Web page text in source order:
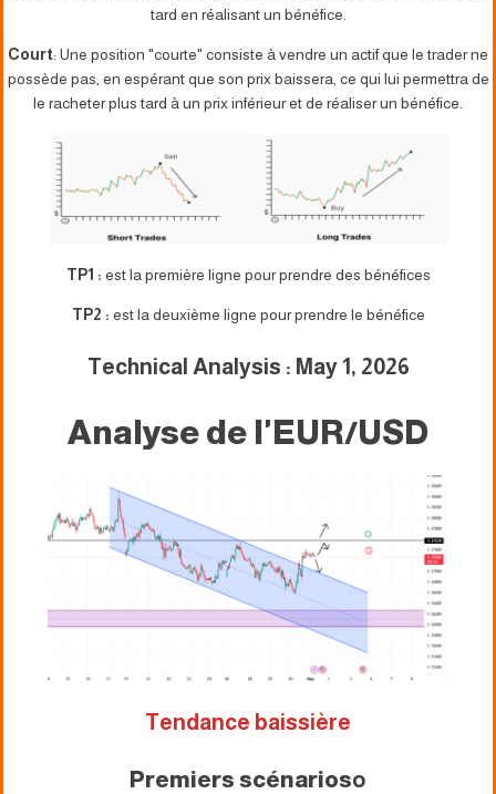
tard en réalisant un bénéfice.
Court: Une position "courte" consiste à vendre un actif que le trader ne
possède pas, en espérant que son prix baissera, ce qui lui permettra de
le racheter plus tard à un prix inférieur et de réaliser un bénéfice.
TP1 : est la première ligne pour prendre des bénéfices
TP2 : est la deuxième ligne pour prendre le bénéfice
Technical Analysis : May 1, 2026
Analyse de l'EUR/USD
Tendance baissière
Premiers scénarioso